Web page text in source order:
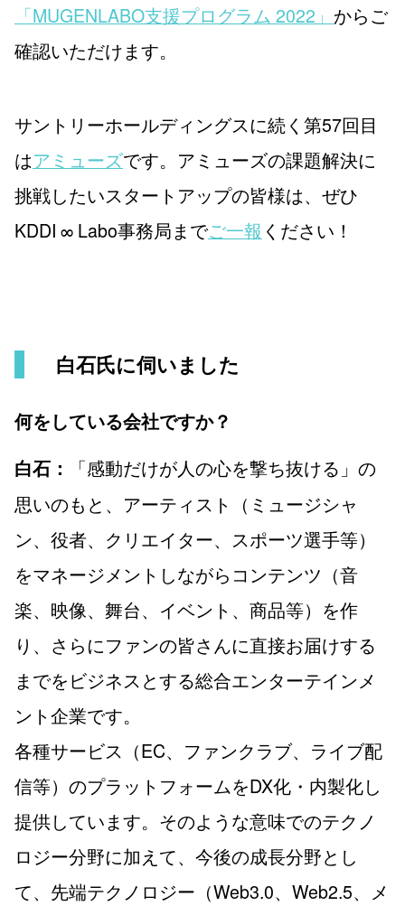
「MUGENLABO支援プログラム 2022」 からご
確認いただけます。
サントリーホールディングスに続く第57回目
はアミューズです。アミューズの課題解決に
挑戦したいスタートアップの皆様は、ぜひ
KDDI ∞ Labo事務局までご一報 ください！
白石氏に伺いました
何をしている会社ですか？
白石：
「感動だけが人の心を撃ち抜ける」の
思いのもと、アーティスト（ミュージシャ
ン、役者、クリエイター、スポーツ選手等）
をマネージメントしながらコンテンツ（音
楽、映像、舞台、イベント、商品等）を作
り、さらにファンの皆さんに直接お届けする
までをビジネスとする総合エンターテインメ
ント企業です。
各種サービス（EC、ファンクラブ、ライブ配
信等）のプラットフォームをDX化・内製化し
提供しています。そのような意味でのテクノ
ロジー分野に加えて、今後の成長分野とし
て、先端テクノロジー（Web3.0、Web2.5、メ